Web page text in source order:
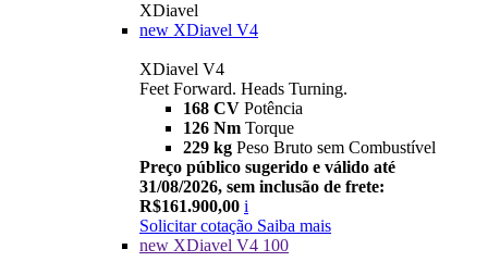
XDiavel
new XDiavel V4
XDiavel V4
Feet Forward. Heads Turning.
168 CV Potência
126 Nm Torque
229 kg Peso Bruto sem Combustível
Preço público sugerido e válido até
31/08/2026, sem inclusão de frete:
R$161.900,00 i
Solicitar cotação Saiba mais
new XDiavel V4 100